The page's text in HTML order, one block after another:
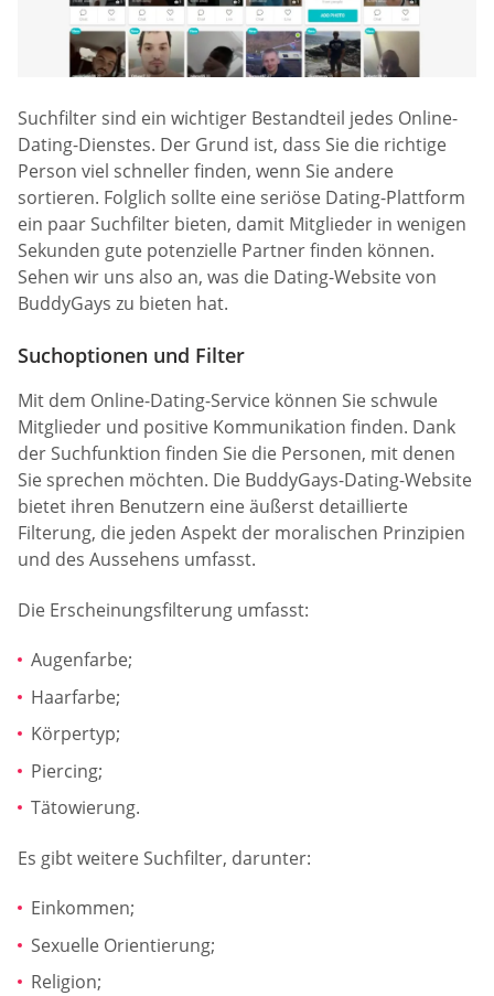
Suchfilter sind ein wichtiger Bestandteil jedes Online-
Dating-Dienstes. Der Grund ist, dass Sie die richtige
Person viel schneller finden, wenn Sie andere
sortieren. Folglich sollte eine seriöse Dating-Plattform
ein paar Suchfilter bieten, damit Mitglieder in wenigen
Sekunden gute potenzielle Partner finden können.
Sehen wir uns also an, was die Dating-Website von
BuddyGays zu bieten hat.
Suchoptionen und Filter
Mit dem Online-Dating-Service können Sie schwule
Mitglieder und positive Kommunikation finden. Dank
der Suchfunktion finden Sie die Personen, mit denen
Sie sprechen möchten. Die BuddyGays-Dating-Website
bietet ihren Benutzern eine äußerst detaillierte
Filterung, die jeden Aspekt der moralischen Prinzipien
und des Aussehens umfasst.
Die Erscheinungsfilterung umfasst:
Augenfarbe;
Haarfarbe;
Körpertyp;
Piercing;
Tätowierung.
Es gibt weitere Suchfilter, darunter:
Einkommen;
Sexuelle Orientierung;
Religion;